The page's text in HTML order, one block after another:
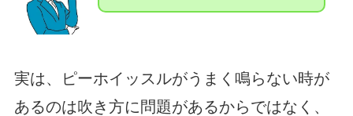
実は、ピーホイッスルがうまく鳴らない時が
あるのは吹き方に問題があるからではなく、